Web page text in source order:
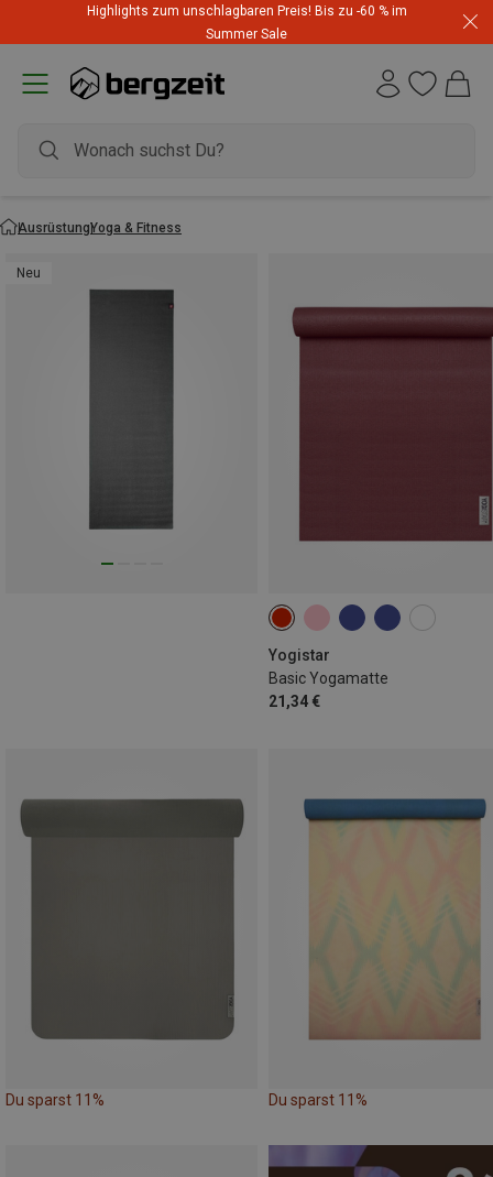
Highlights zum unschlagbaren Preis! Bis zu -60 % im
Summer Sale
AusrüstungYoga & Fitness
Neu
Yogistar
Basic Yogamatte
21,34 €
Du sparst 11% Du sparst 11%